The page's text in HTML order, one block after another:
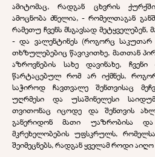
ამიტომაც, რადგან ცხვრის
ამოცნობა ძნელია, - რომელთაგან
რამეთუ ჩვენს მსგავსად მეტყველებენ,
- და ვალენტინეს (როგორც საკუთარ
თხზულებებიც წავიკითხე, მათთან
აზროვნების სახე დავინახე,
წარტაცებულ რომ არ იქმნეს,
საჭიროდ ჩავთვალე შენთვისაც
უღრმესი და უსაშინელესი
თვითონაც იცოდე და შენთვის
განერიდონ მათი უაზრობისა და
მკრეხელობების უფსკრულს,
შეიმეცნებს, რადგან ყველამ როდი